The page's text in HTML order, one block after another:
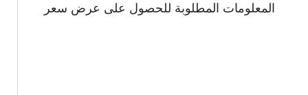
المعلومات المطلوبة للحصول على عرض سعر